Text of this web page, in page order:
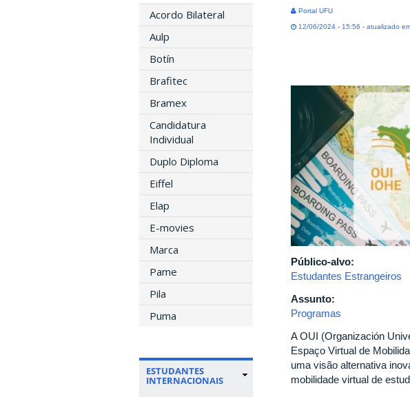
Acordo Bilateral
Aulp
Botín
Brafitec
Bramex
Candidatura
Individual
Duplo Diploma
Eiffel
Elap
E-movies
Marca
Pame
Pila
Puma
ESTUDANTES
INTERNACIONAIS
Portal UFU
12/06/2024 - 15:56 - atualizado
Público-alvo:
Estudantes Estrangeiros
Assunto:
Programas
A OUI (Organización
Espaço Virtual de
uma visão alternativa
mobilidade virtual de